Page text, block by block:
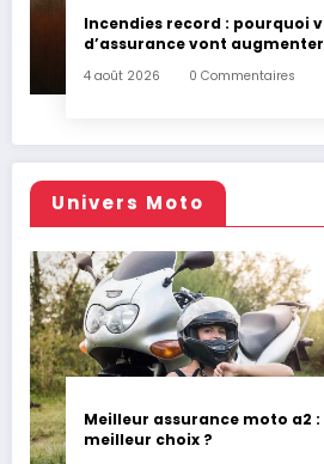
Incendies record : pourquoi
d’assurance vont augmenter
4 août 2026 0 Commentaires
Univers Moto
Meilleur assurance moto a2 :
meilleur choix ?